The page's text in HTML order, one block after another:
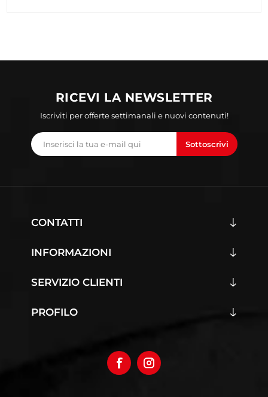
RICEVI LA NEWSLETTER
Iscriviti per offerte settimanali e nuovi contenuti!
Sottoscrivi
CONTATTI
INFORMAZIONI
SERVIZIO CLIENTI
PROFILO